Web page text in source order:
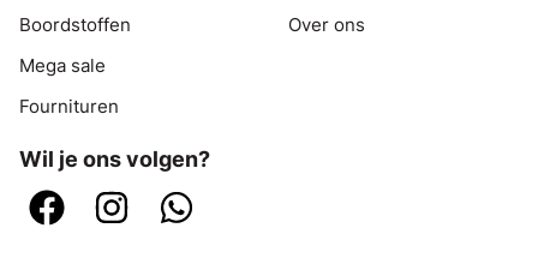
Boordstoffen
Mega sale
Fournituren
Over ons
Wil je ons volgen?